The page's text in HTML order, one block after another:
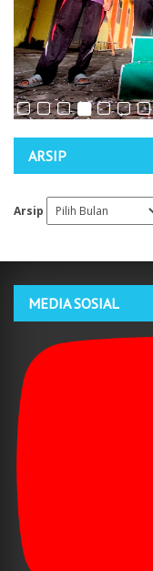
ARSIP
Arsip
MEDIA SOSIAL